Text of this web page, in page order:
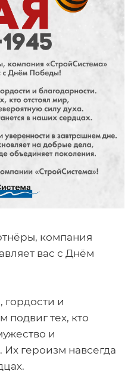
компания
вас с Днём
гордости и
подвиг тех, кто
и
Их героизм навсегда